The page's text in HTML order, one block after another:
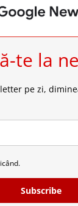
te la
pe zi,
Subscribe